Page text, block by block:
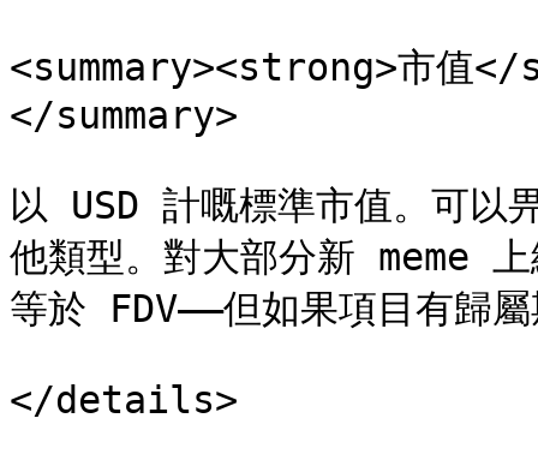
<summary><strong>市值
</summary>
以 USD 計嘅標準市值。可以
他類型。對大部分新 meme
等於 FDV——但如果項目有歸
</details>